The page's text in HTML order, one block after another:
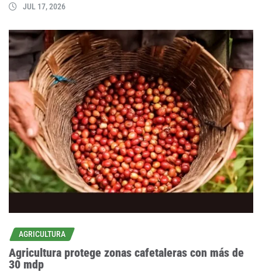
JUL 17, 2026
AGRICULTURA
Agricultura protege zonas cafetaleras con más de
30 mdp